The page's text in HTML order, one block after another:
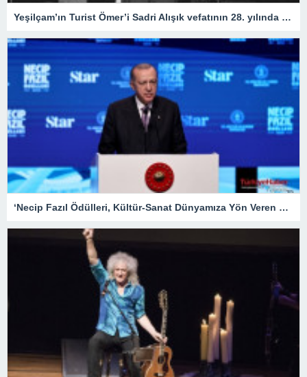
Yeşilçam’ın Turist Ömer’i Sadri Alışık vefatının 28. yılında anılıyor
‘Necip Fazıl Ödülleri, Kültür-Sanat Dünyamıza Yön Veren Etkinliklerdendir’ – Kültür Sanat & Sinema